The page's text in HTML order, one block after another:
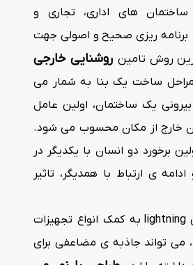
های اداری، تجاری و
ریزی صحیح و اصولی جهت
روش تامین روشنایی خارجی
ساخت یک بنا به شمار می
یک ساختمان، اولین عامل
خارج از مکان محسوب می شود.
برخورد دو انسان با یکدیگر در
ی ارتباط با همدیگر، تاثیر
نورپردازی و تامین lightning به کمک انواع تجهیزات
می تواند جاذبه ی مضاعفی برای